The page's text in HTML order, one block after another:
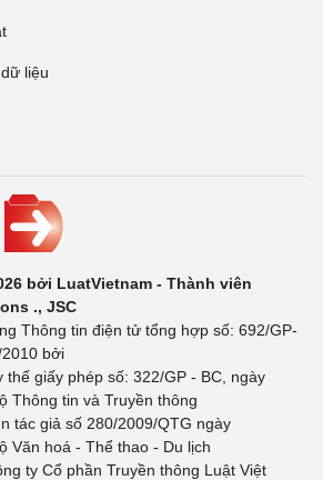
liệu
bởi LuatVietnam - Thành viên
., JSC
Thông tin điện tử tổng hợp số: 692/GP-
bởi
thế giấy phép số: 322/GP - BC, ngày
Thông tin và Truyền thông
tác giả số 280/2009/QTG ngày
Văn hoá - Thể thao - Du lịch
ty Cổ phần Truyền thông Luật Việt